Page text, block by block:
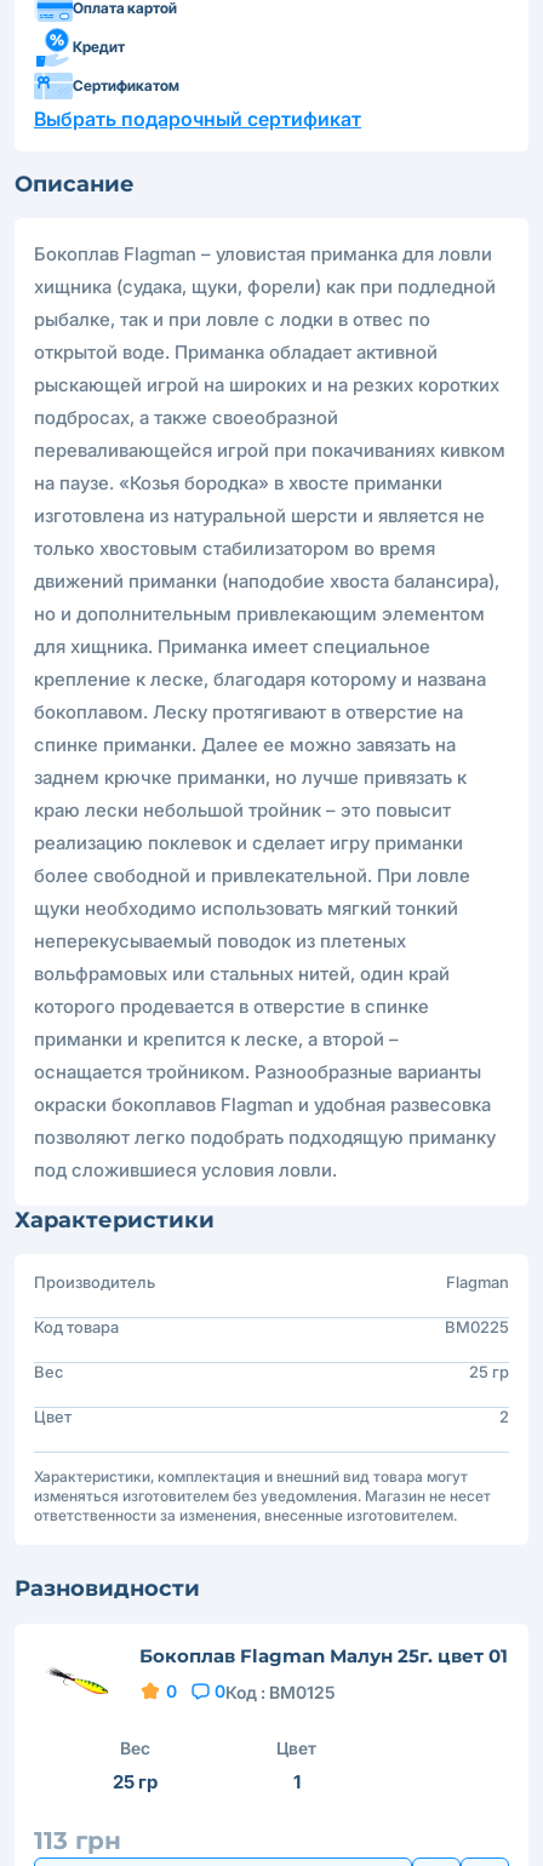
Оплата картой
Кредит
Сертификатом
Выбрать подарочный сертификат
Описание
Бокоплав Flagman – уловистая приманка для ловли
хищника (судака, щуки, форели) как при подледной
рыбалке, так и при ловле с лодки в отвес по
открытой воде. Приманка обладает активной
рыскающей игрой на широких и на резких коротких
подбросах, а также своеобразной
переваливающейся игрой при покачиваниях кивком
на паузе. «Козья бородка» в хвосте приманки
изготовлена из натуральной шерсти и является не
только хвостовым стабилизатором во время
движений приманки (наподобие хвоста балансира),
но и дополнительным привлекающим элементом
для хищника. Приманка имеет специальное
крепление к леске, благодаря которому и названа
бокоплавом. Леску протягивают в отверстие на
спинке приманки. Далее ее можно завязать на
заднем крючке приманки, но лучше привязать к
краю лески небольшой тройник – это повысит
реализацию поклевок и сделает игру приманки
более свободной и привлекательной. При ловле
щуки необходимо использовать мягкий тонкий
неперекусываемый поводок из плетеных
вольфрамовых или стальных нитей, один край
которого продевается в отверстие в спинке
приманки и крепится к леске, а второй –
оснащается тройником. Разнообразные варианты
окраски бокоплавов Flagman и удобная развесовка
позволяют легко подобрать подходящую приманку
под сложившиеся условия ловли.
Характеристики
Производитель Flagman
Код товара BM0225
Вес 25 гр
Цвет 2
Характеристики, комплектация и внешний вид товара могут
изменяться изготовителем без уведомления. Магазин не несет
ответственности за изменения, внесенные изготовителем.
Разновидности
Бокоплав Flagman Малун 25г. цвет 01
0 0Код : BM0125
Вес
25 гр
Цвет
1
113 грн